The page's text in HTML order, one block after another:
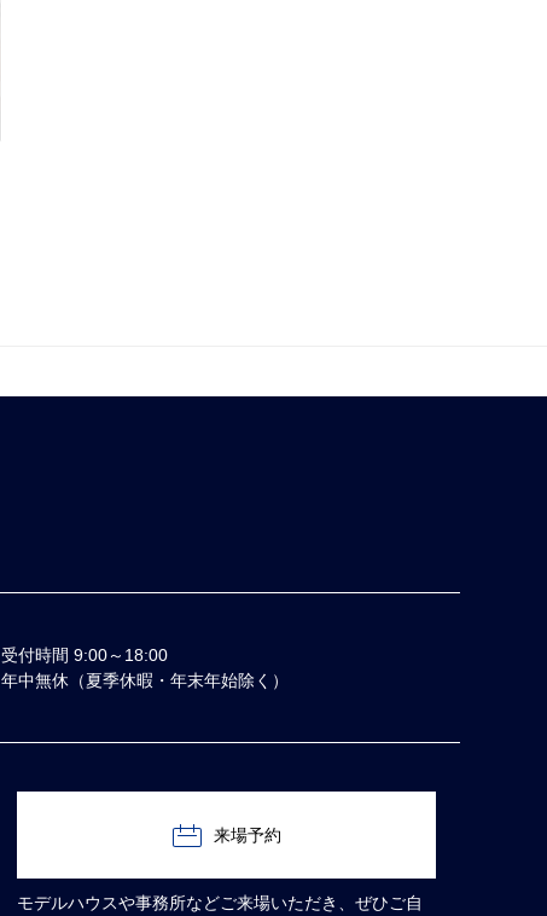
受付時間 9:00～18:00
年中無休（夏季休暇・年末年始除く）
来場予約
モデルハウスや事務所などご来場いただき、ぜひご自